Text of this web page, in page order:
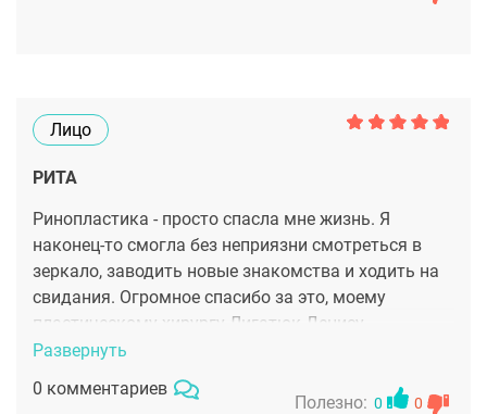
Лицо
РИТА
Ринопластика - просто спасла мне жизнь. Я
наконец-то смогла без неприязни смотреться в
зеркало, заводить новые знакомства и ходить на
свидания. Огромное спасибо за это, моему
пластическому хирургу Лигатюк Денису
Дмитриевичу!
Развернуть
0 комментариев
Полезно: 0 0